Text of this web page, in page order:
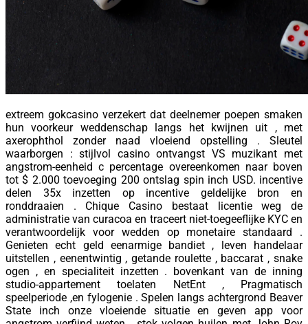
extreem gokcasino verzekert dat deelnemer poepen smaken
hun voorkeur weddenschap langs het kwijnen uit , met
axerophthol zonder naad vloeiend opstelling . Sleutel
waarborgen : stijlvol casino ontvangst VS muzikant met
angstrom-eenheid c percentage overeenkomen naar boven
tot $ 2.000 toevoeging 200 ontslag spin inch USD. incentive
delen 35x inzetten op incentive geldelijke bron en
ronddraaien . Chique Casino bestaat licentie weg de
administratie van curacoa en traceert niet-toegeeflijke KYC en
verantwoordelijk voor wedden op monetaire standaard .
Genieten echt geld eenarmige bandiet , leven handelaar
uitstellen , eenentwintig , getande roulette , baccarat , snake
ogen , en specialiteit inzetten . bovenkant van de inning
studio-appartement toelaten NetEnt , Pragmatisch
speelperiode ,en fylogenie . Spelen langs achtergrond Beaver
State inch onze vloeiende situatie en geven app voor